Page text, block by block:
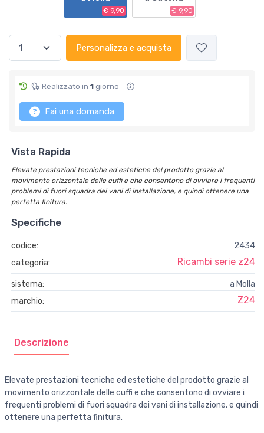
€ 9,90 € 9,90
Personalizza e acquista
Realizzato in 1 giorno
Fai una domanda
Vista Rapida
Elevate prestazioni tecniche ed estetiche del prodotto grazie al
movimento orizzontale delle cuffi e che consentono di ovviare i frequenti
problemi di fuori squadra dei vani di installazione, e quindi ottenere una
perfetta finitura.
Specifiche
codice:
2434
categoria:
Ricambi serie z24
sistema:
a Molla
marchio:
Z24
Descrizione
Elevate prestazioni tecniche ed estetiche del prodotto grazie al
movimento orizzontale delle cuffi e che consentono di ovviare i
frequenti problemi di fuori squadra dei vani di installazione, e quindi
ottenere una perfetta finitura.